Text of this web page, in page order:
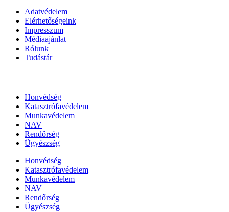
Adatvédelem
Elérhetőségeink
Impresszum
Médiaajánlat
Rólunk
Tudástár
Honvédség
Katasztrófavédelem
Munkavédelem
NAV
Rendőrség
Ügyészség
Honvédség
Katasztrófavédelem
Munkavédelem
NAV
Rendőrség
Ügyészség